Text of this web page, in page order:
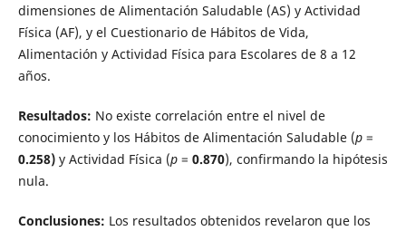
dimensiones de Alimentación Saludable (AS) y Actividad
Física (AF), y el Cuestionario de Hábitos de Vida,
Alimentación y Actividad Física para Escolares de 8 a 12
años.
Resultados: No existe correlación entre el nivel de
conocimiento y los Hábitos de Alimentación Saludable (p=
0.258)y Actividad Física (p= 0.870), confirmando la hipótesis
nula.
Conclusiones: Los resultados obtenidos revelaron que los